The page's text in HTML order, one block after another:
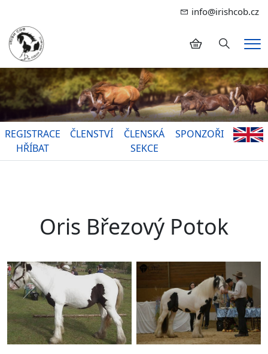
info@irishcob.cz
Hledání
REGISTRACE
HŘÍBAT
ČLENSTVÍ
ČLENSKÁ
SEKCE
SPONZOŘI
Oris Březový Potok